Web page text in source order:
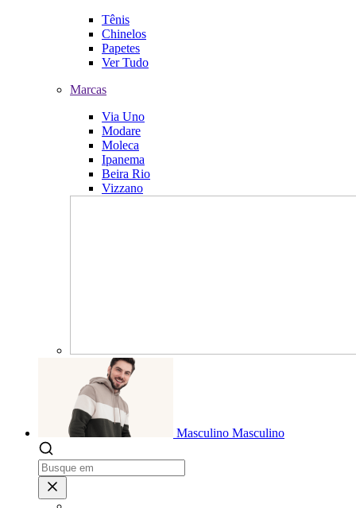
Tênis
Chinelos
Papetes
Ver Tudo
Marcas
Via Uno
Modare
Moleca
Ipanema
Beira Rio
Vizzano
Masculino Masculino